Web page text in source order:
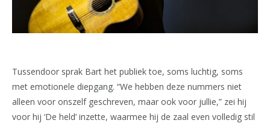
Tussendoor sprak Bart het publiek toe, soms luchtig, soms
met emotionele diepgang. “We hebben deze nummers niet
alleen voor onszelf geschreven, maar ook voor jullie,” zei hij
voor hij ‘De held’ inzette, waarmee hij de zaal even volledig stil